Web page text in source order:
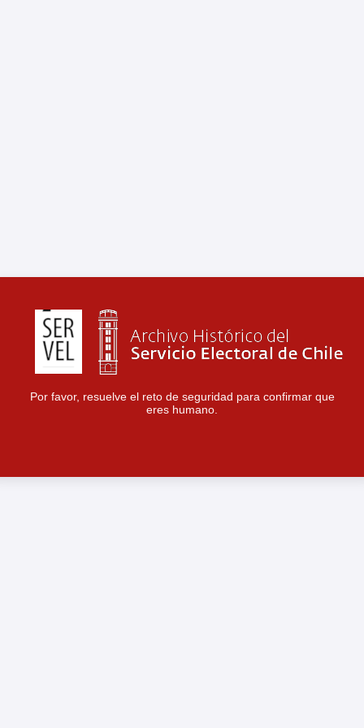
Por favor, resuelve el reto de seguridad para confirmar que
eres humano.